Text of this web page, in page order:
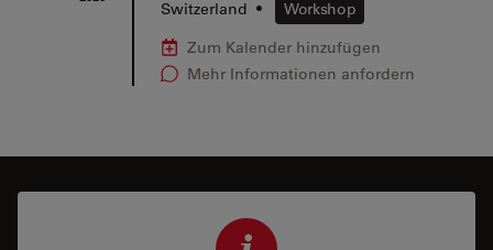
Switzerland •
Workshop
Zum Kalender hinzufügen
Mehr Informationen anfordern